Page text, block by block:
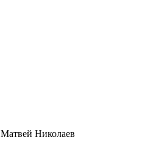
Матвей Николаев